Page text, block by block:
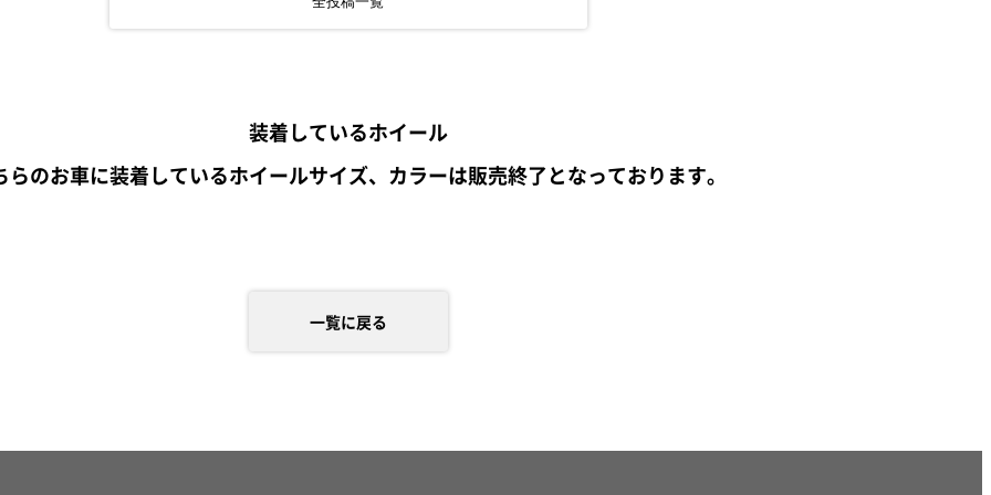
装着しているホイール
らのお車に装着しているホイールサイズ、カラーは販売終了となっております。
一覧に戻る